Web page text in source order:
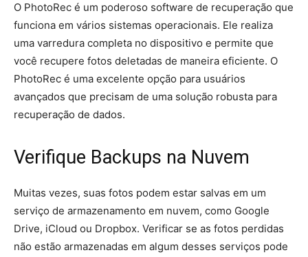
O PhotoRec é um poderoso software de recuperação que
funciona em vários sistemas operacionais. Ele realiza
uma varredura completa no dispositivo e permite que
você recupere fotos deletadas de maneira eficiente. O
PhotoRec é uma excelente opção para usuários
avançados que precisam de uma solução robusta para
recuperação de dados.
Verifique Backups na Nuvem
Muitas vezes, suas fotos podem estar salvas em um
serviço de armazenamento em nuvem, como Google
Drive, iCloud ou Dropbox. Verificar se as fotos perdidas
não estão armazenadas em algum desses serviços pode